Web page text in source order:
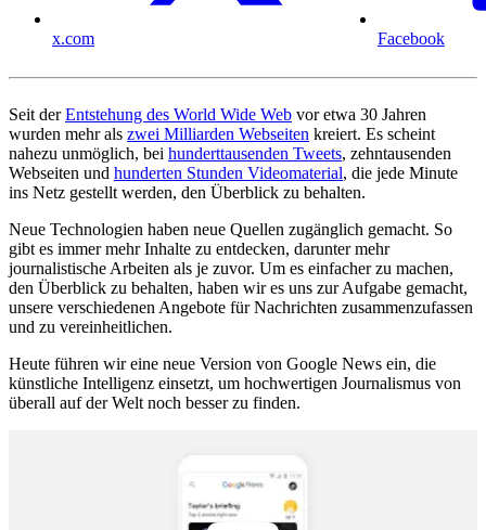
x.com Facebook
Seit derEntstehung des World Wide Web vor etwa 30 Jahren
wurden mehr als zwei Milliarden Webseiten kreiert. Es scheint
nahezu unmöglich, bei hunderttausenden Tweets, zehntausenden
Webseiten und hunderten Stunden Videomaterial, die jede Minute
ins Netz gestellt werden, den Überblick zu behalten.
Neue Technologien haben neue Quellen zugänglich gemacht. So
gibt es immer mehr Inhalte zu entdecken, darunter mehr
journalistische Arbeiten als je zuvor. Um es einfacher zu machen,
den Überblick zu behalten, haben wir es uns zur Aufgabe gemacht,
unsere verschiedenen Angebote für Nachrichten zusammenzufassen
und zu vereinheitlichen.
Heute führen wir eine neue Version von Google News ein, die
künstliche Intelligenz einsetzt, um hochwertigen Journalismus von
überall auf der Welt noch besser zu finden.